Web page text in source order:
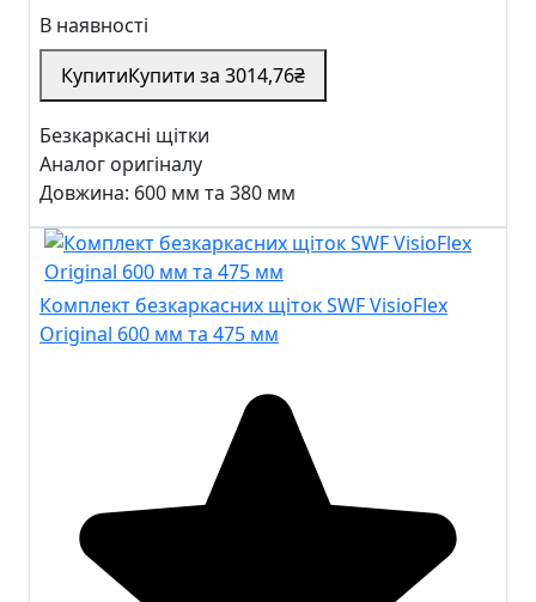
В наявності
КупитиКупити за 3014,76₴
Безкаркасні щітки
Аналог оригіналу
Довжина: 600 мм та 380 мм
Комплект безкаркасних щіток SWF VisioFlex
Original 600 мм та 475 мм